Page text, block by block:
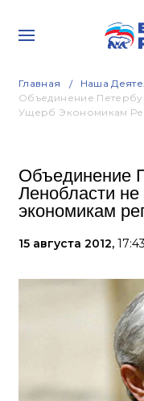
Главная Наша
Объединение
Ущерб Экономикам
Объединение
Ленобласти
экономикам
15 августа 2012, 17:43